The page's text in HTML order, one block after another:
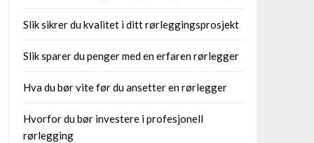
Slik sikrer du kvalitet i ditt rørleggingsprosjekt
Slik sparer du penger med en erfaren rørlegger
Hva du bør vite før du ansetter en rørlegger
Hvorfor du bør investere i profesjonell
rørlegging